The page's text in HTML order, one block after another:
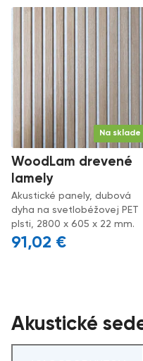
Na sklade
WoodLam drevené
lamely
Akustické panely, dubová
dyha na svetlobéžovej PET
plsti, 2800 x 605 x 22 mm.
91,02 €
Akustické